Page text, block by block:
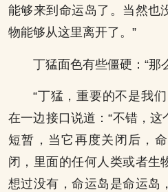
能够来到命运岛了。当然也
物能够从这里离开了。”
丁猛面色有些僵硬：“
“丁猛，重要的不是我
在一边接口说道：“不错，
短暂，当它再度关闭后，
闭，里面的任何人类或者生
想过没有，命运岛是命运岛